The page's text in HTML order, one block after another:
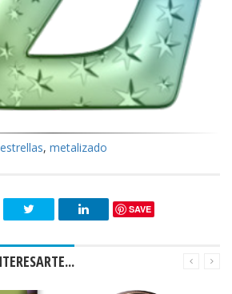
estrellas, metalizado
SAVE